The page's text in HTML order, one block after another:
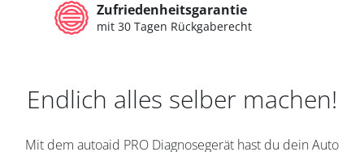
Zufriedenheitsgarantie
mit 30 Tagen Rückgaberecht
Endlich alles selber machen!
Mit dem autoaid PRO Diagnosegerät hast du dein Auto